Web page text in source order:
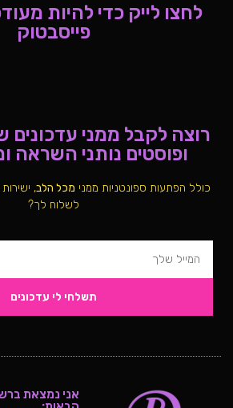
לחצו לייק כדי להיות
פייסבטוק
רוצה לקבל ממני עדכונים
ופוסטים נותני השראה
כולל הפתעות ספונטניות ממני מכל הלב,
לשלוח לך?
תשלחי לי עדכונים
אני נמצאת